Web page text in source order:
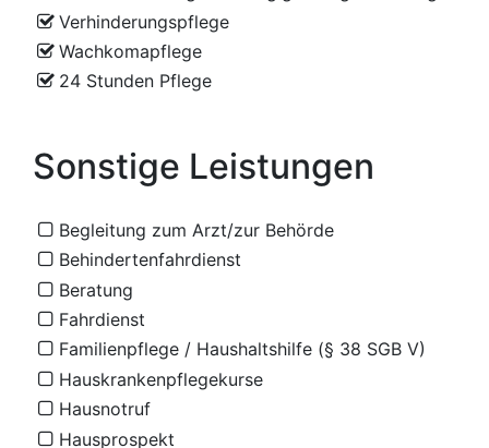
Verhinderungspflege
Wachkomapflege
24 Stunden Pflege
Sonstige Leistungen
Begleitung zum Arzt/zur Behörde
Behindertenfahrdienst
Beratung
Fahrdienst
Familienpflege / Haushaltshilfe (§ 38 SGB V)
Hauskrankenpflegekurse
Hausnotruf
Hausprospekt